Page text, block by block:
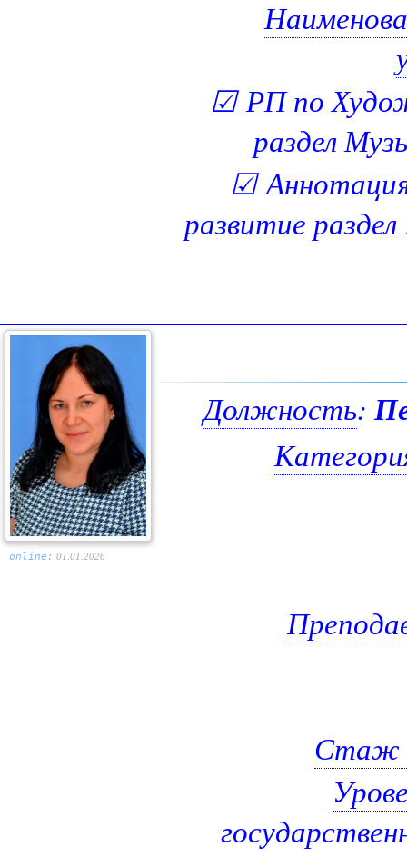
☑РП по
раздел
☑
развитие
online: 01.01.2026
Должность:
Стаж